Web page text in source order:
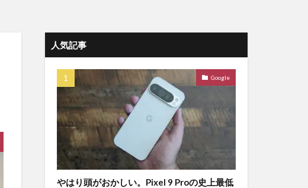
人気記事
Google
やはり頭がおかしい。Pixel 9 Proの史上最低